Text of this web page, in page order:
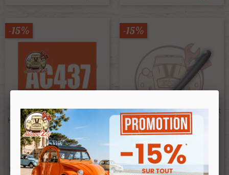
Kit Peinture 2cv Ac437 Orange
Mandarine 1.3 Kilos
Ref :001081
63,50 €
Prix public :53,98 €
Prix club Renov 2cv:53,98 €
-15%
Jonc Latéral Gauche Ou Droit
De Pare Chocs Avant Premier
Modèle 2cv AZ
14,80 €
Prix public : 12,58 €
Prix clubRenov 2cv 12,58 €
-15%